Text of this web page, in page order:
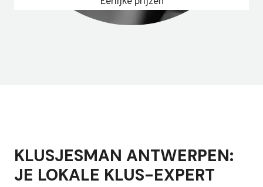
KLUSJESMAN ANTWERPEN:
JE LOKALE KLUS-EXPERT